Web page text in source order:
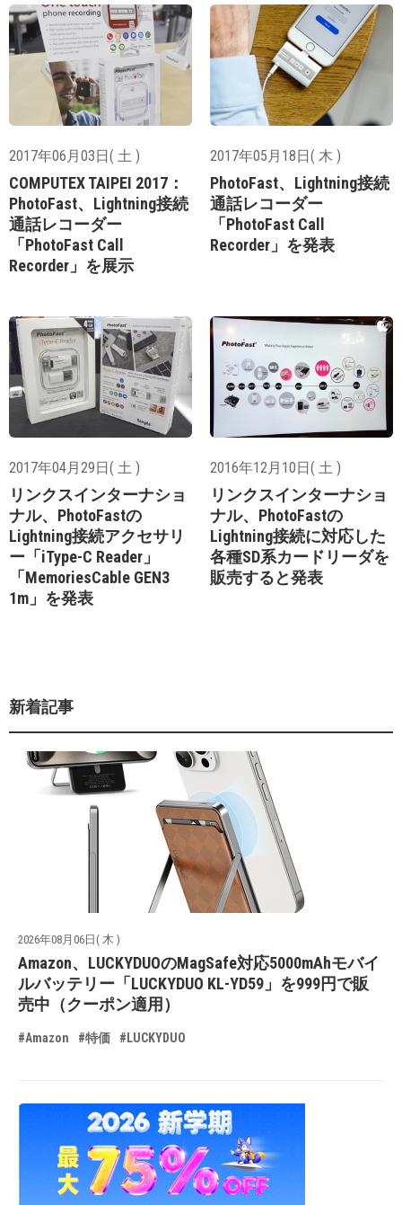
2017年06月03日( 土 )
COMPUTEX TAIPEI 2017：
PhotoFast、Lightning接続
通話レコーダー
「PhotoFast Call
Recorder」を展示
2017年05月18日( 木 )
PhotoFast、Lightning接続
通話レコーダー
「PhotoFast Call
Recorder」を発表
2017年04月29日( 土 )
リンクスインターナショ
ナル、PhotoFastの
Lightning接続アクセサリ
ー「iType-C Reader」
「MemoriesCable GEN3
1m」を発表
2016年12月10日( 土 )
リンクスインターナショ
ナル、PhotoFastの
Lightning接続に対応した
各種SD系カードリーダを
販売すると発表
新着記事
2026年08月06日( 木 )
Amazon、LUCKYDUOのMagSafe対応5000mAhモバイ
ルバッテリー「LUCKYDUO KL-YD59」を999円で販
売中（クーポン適用）
#Amazon #特価 #LUCKYDUO